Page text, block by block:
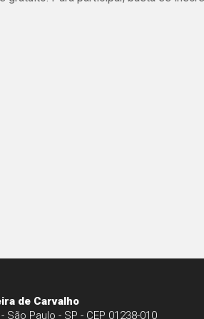
de Carvalho
São Paulo - SP - CEP 01238-010